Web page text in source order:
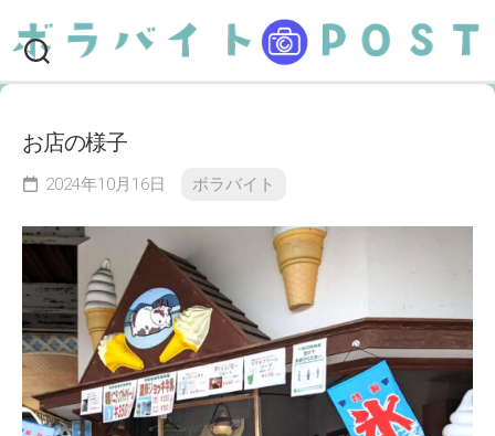
content
お店の様子
2024年10月16日 ボラバイト